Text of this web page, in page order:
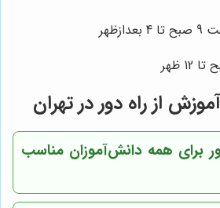
از راه دور در تهران
برای همه دانش‌آموزان مناسب